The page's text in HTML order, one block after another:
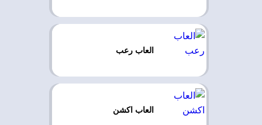
العاب رعب
العاب اكشن